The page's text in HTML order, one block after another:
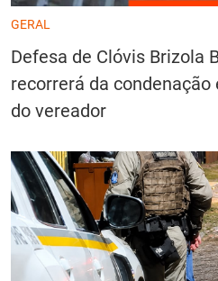
GERAL
Defesa de Clóvis Brizola
recorrerá da
do vereador